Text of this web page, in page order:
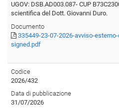
UGOV: DSB.AD003.087- CUP
scientifica del Dott. Giovanni Duro.
Documento
335449-23-07-2026-avviso-
signed.pdf
Codice
2026/432
Data di pubblicazione
31/07/2026